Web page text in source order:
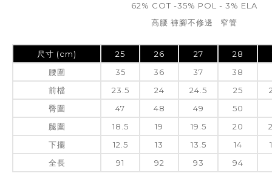
62% COT -35% POL - 3% ELA
高腰 褲腳不修邊 窄管
尺寸 (cm) 25 26 27
28
腰圍
35 36 37 38
前檔
23.5 24 24.5 25
臀圍
47 48 49
50
腿圍
18.5 19 19.5 20
下擺
12.5 13 13.5 14
全長
91 92 93 94